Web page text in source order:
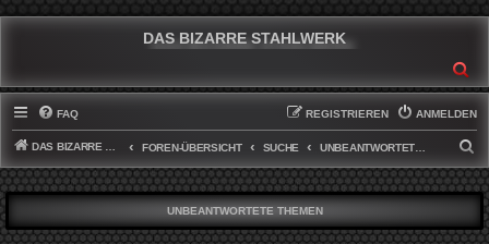
DAS BIZARRE STAHLWERK
FAQ ANMELDEN
REGISTRIEREN
DAS BIZARRE STAHLWERK FOREN-ÜBERSICHT SUCHE
U
C
H
UNBEANTWORTETE THEMEN